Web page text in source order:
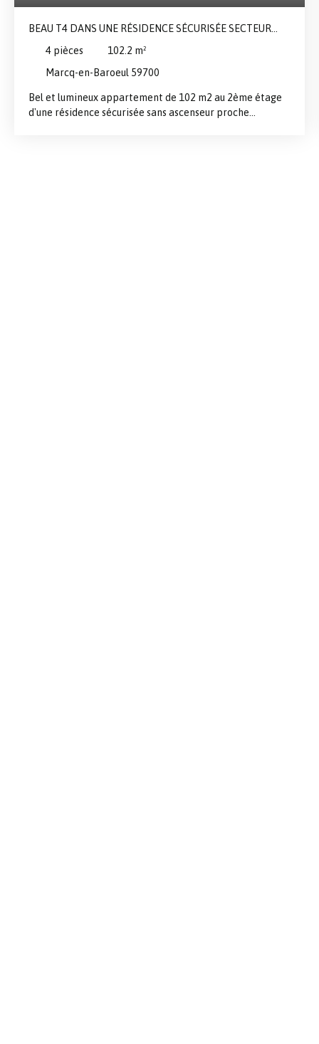
BEAU T4 DANS UNE RÉSIDENCE SÉCURISÉE SECTEUR
4 pièces 102.2 m²
Marcq-en-Baroeul 59700
Bel et lumineux appartement de 102 m2 au 2ème étage
d'une résidence sécurisée sans ascenseur proche